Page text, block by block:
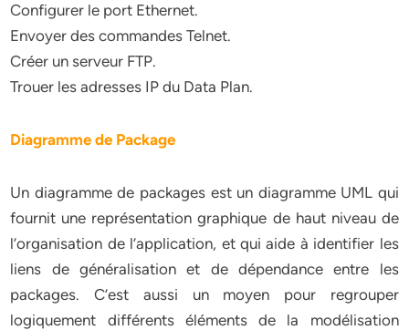
Configurer le port Ethernet.
Envoyer des commandes Telnet.
Créer un serveur FTP.
Trouer les adresses IP du Data Plan.
Diagramme de Package
Un diagramme de packages est un diagramme UML qui
fournit une représentation graphique de haut niveau de
l’organisation de l’application, et qui aide à identifier les
liens de généralisation et de dépendance entre les
packages. C’est aussi un moyen pour regrouper
logiquement différents éléments de la modélisation